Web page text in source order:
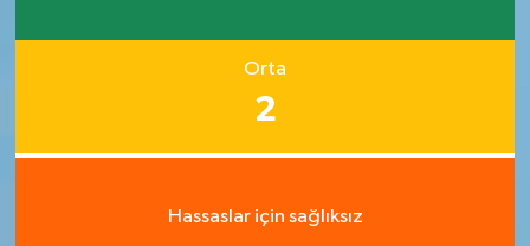
Orta
2
Hassaslar için sağlıksız